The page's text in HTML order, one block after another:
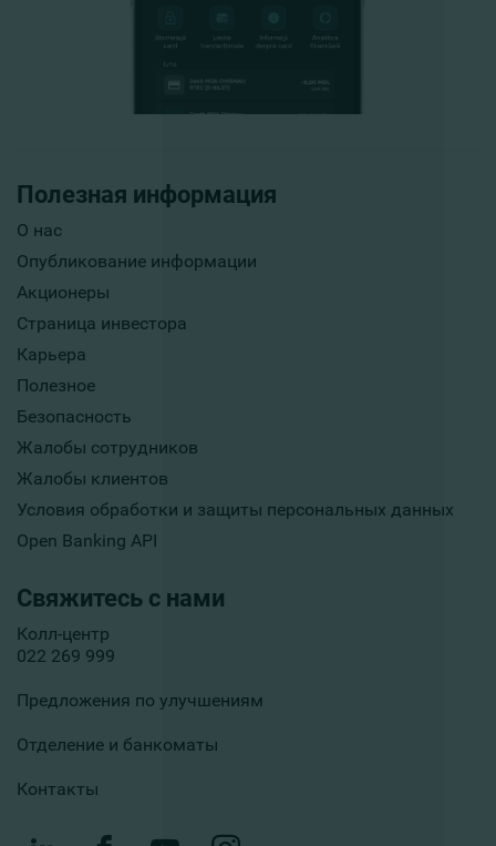
Полезная информация
О нас
Опубликование информации
Акционеры
Страница инвестора
Карьера
Полезное
Безопасность
Жалобы сотрудников
Жалобы клиентов
Условия обработки и защиты персональных данных
Open Banking API
Свяжитесь с нами
Колл-центр
022 269 999
Предложения по улучшениям
Отделение и банкоматы
Контакты